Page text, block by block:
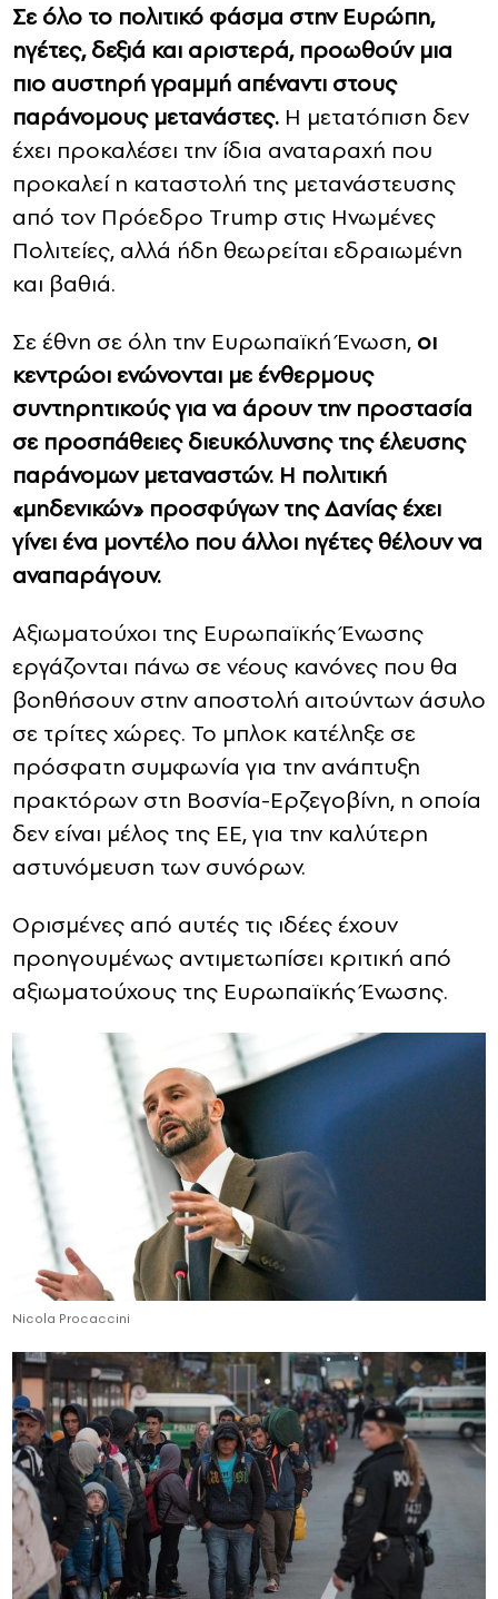
Σε όλο το πολιτικό φάσμα στην Ευρώπη,
ηγέτες, δεξιά και αριστερά, προωθούν μια
πιο αυστηρή γραμμή απέναντι στους
παράνομους μετανάστες. Η μετατόπιση δεν
έχει προκαλέσει την ίδια αναταραχή που
προκαλεί η καταστολή της μετανάστευσης
από τον Πρόεδρο Trump στις Ηνωμένες
Πολιτείες, αλλά ήδη θεωρείται εδραιωμένη
και βαθιά.
Σε έθνη σε όλη την Ευρωπαϊκή Ένωση, οι
κεντρώοι ενώνονται με ένθερμους
συντηρητικούς για να άρουν την προστασία
σε προσπάθειες διευκόλυνσης της έλευσης
παράνομων μεταναστών. Η πολιτική
«μηδενικών» προσφύγων της Δανίας έχει
γίνει ένα μοντέλο που άλλοι ηγέτες θέλουν να
αναπαράγουν.
Αξιωματούχοι της Ευρωπαϊκής Ένωσης
εργάζονται πάνω σε νέους κανόνες που θα
βοηθήσουν στην αποστολή αιτούντων άσυλο
σε τρίτες χώρες. Το μπλοκ κατέληξε σε
πρόσφατη συμφωνία για την ανάπτυξη
πρακτόρων στη Βοσνία-Ερζεγοβίνη, η οποία
δεν είναι μέλος της ΕΕ, για την καλύτερη
αστυνόμευση των συνόρων.
Ορισμένες από αυτές τις ιδέες έχουν
προηγουμένως αντιμετωπίσει κριτική από
αξιωματούχους της Ευρωπαϊκής Ένωσης.
Nicola Procaccini